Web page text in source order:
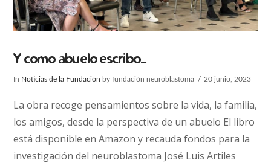
Y como abuelo escribo…
In Noticias de la Fundación by fundación neuroblastoma 20 junio, 2023
La obra recoge pensamientos sobre la vida, la familia,
los amigos, desde la perspectiva de un abuelo El libro
está disponible en Amazon y recauda fondos para la
investigación del neuroblastoma José Luis Artiles